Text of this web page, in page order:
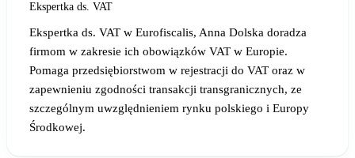
Ekspertka ds. VAT
Ekspertka ds. VAT w Eurofiscalis, Anna Dolska doradza
firmom w zakresie ich obowiązków VAT w Europie.
Pomaga przedsiębiorstwom w rejestracji do VAT oraz w
zapewnieniu zgodności transakcji transgranicznych, ze
szczególnym uwzględnieniem rynku polskiego i Europy
Środkowej.